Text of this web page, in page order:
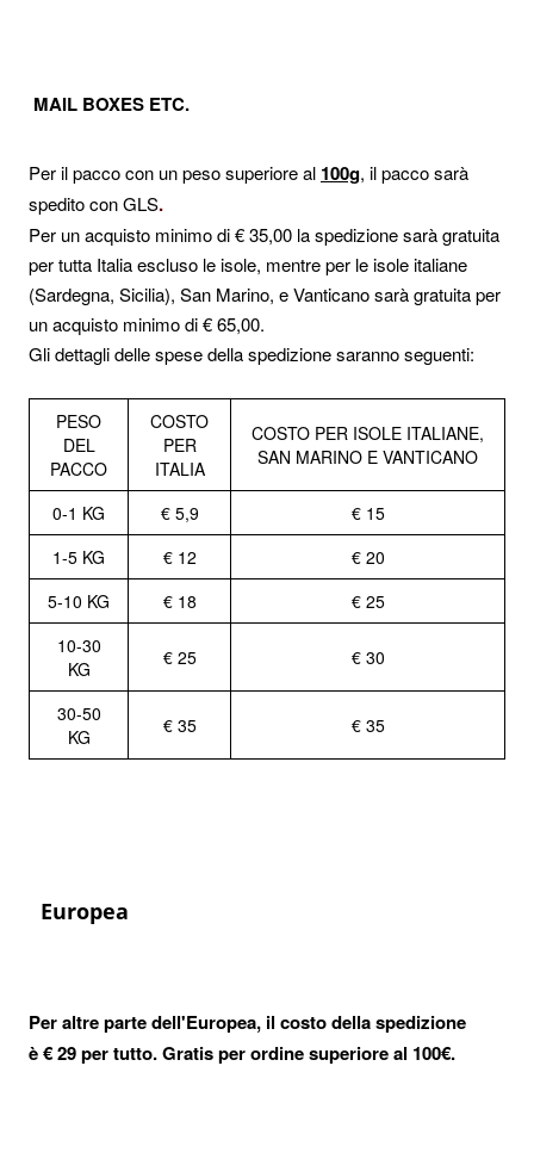
MAIL BOXES ETC.
Per il pacco con un peso superiore al 100g, il pacco sarà
spedito con GLS.
Per un acquisto minimo di € 35,00 la spedizione sarà gratuita
per tutta Italia escluso le isole, mentre per le isole italiane
(Sardegna, Sicilia), San Marino, e Vanticano sarà gratuita per
un acquisto minimo di € 65,00.
Gli dettagli delle spese della spedizione saranno seguenti:
PESO
DEL
PACCO
COSTO
PER
ITALIA
COSTO PER ISOLE ITALIANE,
SAN MARINO E VANTICANO
0-1 KG € 5,9
€ 15
1-5 KG
€ 12
€ 20
5-10 KG
€ 18
€ 25
10-30
KG
€ 25 € 30
30-50
KG
€ 35 € 35
Europea
Per altre parte dell'Europea, il costo della spedizione
è€29 per tutto. Gratis per ordine superiore al 100€.